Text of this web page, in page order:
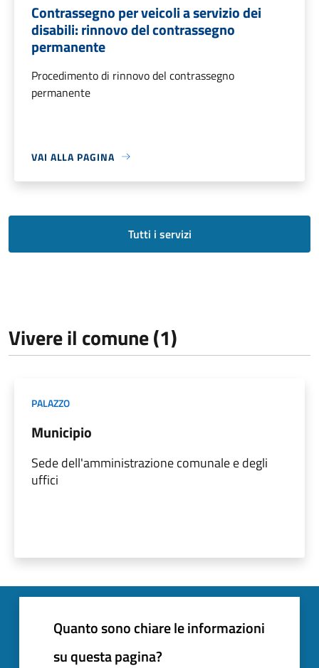
Contrassegno per veicoli a servizio dei
disabili: rinnovo del contrassegno
permanente
Procedimento di rinnovo del contrassegno
permanente
VAI ALLA PAGINA
Tutti i servizi
Vivere il comune (1)
PALAZZO
Municipio
Sede dell'amministrazione comunale e degli
uffici
Quanto sono chiare le informazioni
su questa pagina?